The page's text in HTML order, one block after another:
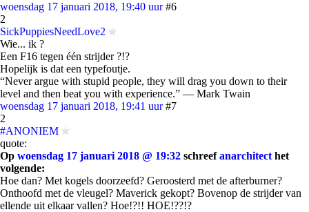
woensdag 17 januari 2018, 19:40 uur #6
2
SickPuppiesNeedLove2
Wie... ik ?
Een F16 tegen één strijder ?!?
Hopelijk is dat een typefoutje.
“Never argue with stupid people, they will drag you down to their
level and then beat you with experience.” ― Mark Twain
woensdag 17 januari 2018, 19:41 uur #7
2
#ANONIEM
quote:
Op woensdag 17 januari 2018 @ 19:32 schreefanarchitect het
volgende:
Hoe dan? Met kogels doorzeefd? Geroosterd met de afterburner?
Onthoofd met de vleugel? Maverick gekopt? Bovenop de strijder van
ellende uit elkaar vallen? Hoe!?!! HOE!??!?